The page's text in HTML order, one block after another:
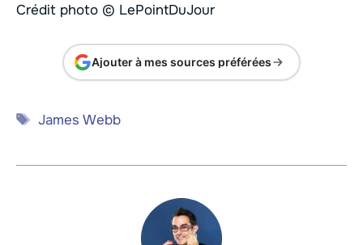
Crédit photo © LePointDuJour
Ajouter à mes sources préférées
Étiquettes
James Webb